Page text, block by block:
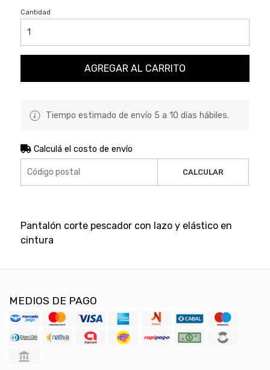
Cantidad
AGREGAR AL CARRITO
Tiempo estimado de envío 5 a 10 días hábiles.
Calculá el costo de envío
CALCULAR
Pantalón corte pescador con lazo y elástico en
cintura
MEDIOS DE PAGO